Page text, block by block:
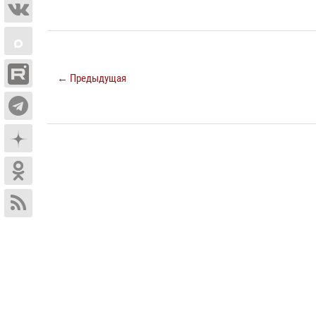
← Предыдущая